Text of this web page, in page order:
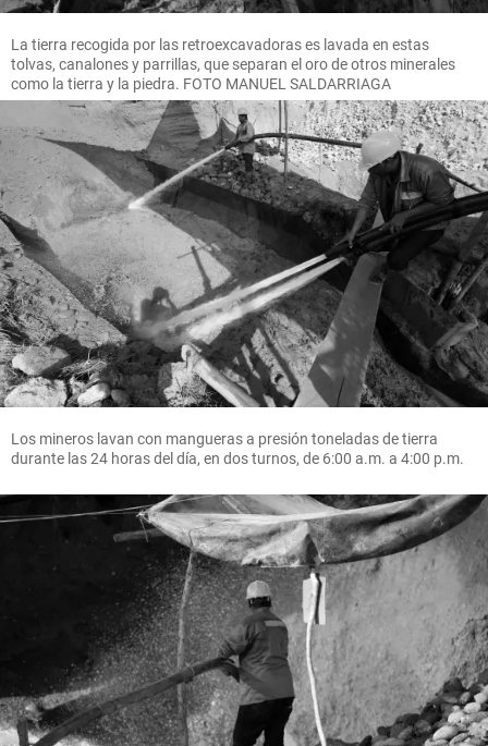
La tierra recogida por las retroexcavadoras es lavada en estas
tolvas, canalones y parrillas, que separan el oro de otros minerales
como la tierra y la piedra. FOTO MANUEL SALDARRIAGA
Los mineros lavan con mangueras a presión toneladas de tierra
durante las 24 horas del día, en dos turnos, de 6:00 a.m. a 4:00 p.m.